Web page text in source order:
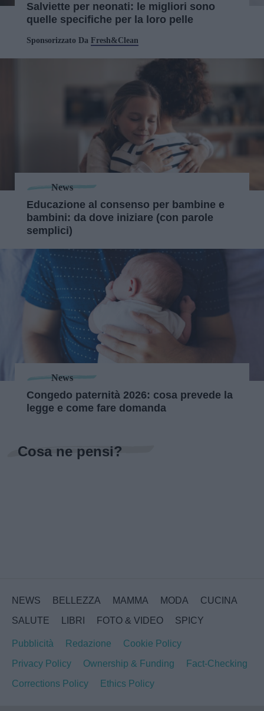
Salviette per neonati: le migliori sono
quelle specifiche per la loro pelle
Sponsorizzato Da Fresh&Clean
News
Educazione al consenso per bambine e
bambini: da dove iniziare (con parole
semplici)
News
Congedo paternità 2026: cosa prevede la
legge e come fare domanda
Cosa ne pensi?
NEWS BELLEZZA MAMMA MODA
CUCINA
SALUTE
LIBRI FOTO & VIDEO SPICY
Pubblicità Redazione
Cookie Policy
Privacy Policy
Ownership & Funding
Fact-Checking
Corrections Policy
Ethics Policy